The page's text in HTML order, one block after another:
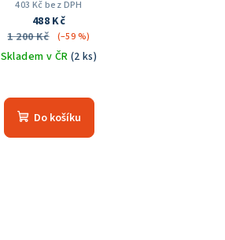
403 Kč bez DPH
488 Kč
1 200 Kč
(–59 %)
Skladem v ČR (2 ks)
Do košíku